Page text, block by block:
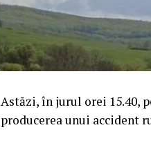
Astăzi, în jurul orei 15.40,
producerea unui accident